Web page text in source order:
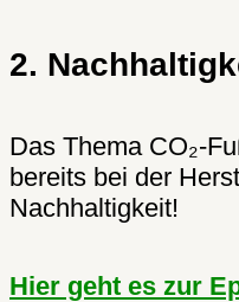
2.
Das Thema CO₂-
bereits bei der
Nachhaltigkeit!
Hier geht es zur